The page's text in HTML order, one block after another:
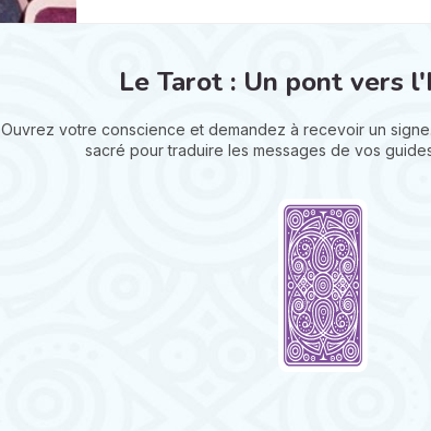
Le Tarot : Un pont vers
Ouvrez votre conscience et demandez à recevoir un
sacré pour traduire les messages de vos